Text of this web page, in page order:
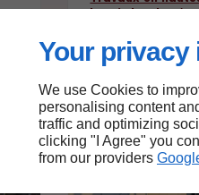
Your
We use Cookies to
personalising content
traffic and optimizing
clicking "I Agree" you
from our providers
les règles de